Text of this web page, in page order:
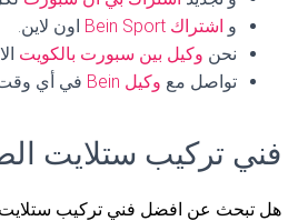
و اشتراك Bein Sport
اون لاين.
نحن وكيل بين سبورت بالكويت
تواصل مع وكيل Bein في أي
فني تركيب ستلايت
هل تبحث عن افضل فني تركيب ستلايت